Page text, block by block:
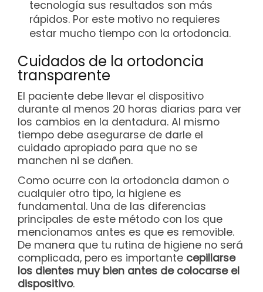
tecnología sus resultados son más
rápidos. Por este motivo no requieres
estar mucho tiempo con la ortodoncia.
Cuidados de la ortodoncia
transparente
El paciente debe llevar el dispositivo
durante al menos 20 horas diarias para ver
los cambios en la dentadura. Al mismo
tiempo debe asegurarse de darle el
cuidado apropiado para que no se
manchen ni se dañen.
Como ocurre con la ortodoncia damon o
cualquier otro tipo, la higiene es
fundamental. Una de las diferencias
principales de este método con los que
mencionamos antes es que es removible.
De manera que tu rutina de higiene no será
complicada, pero es importante cepillarse
los dientes muy bien antes de colocarse el
dispositivo.